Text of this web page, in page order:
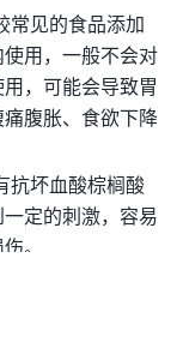
常见的食品添加
用，一般不会对
，可能会导致胃
腹胀、食欲下降
抗坏血酸棕榈酸
定的刺激，容易
。